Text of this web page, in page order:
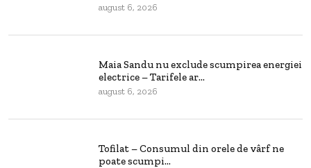
august 6, 2026
Maia Sandu nu exclude scumpirea energiei
electrice – Tarifele ar...
august 6, 2026
Tofilat – Consumul din orele de vârf ne
poate scumpi...